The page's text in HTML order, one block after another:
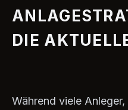
DIE
Während viele